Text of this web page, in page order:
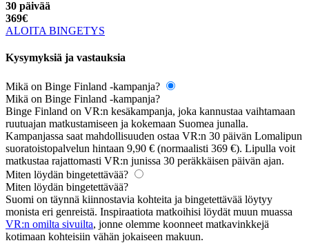
30 päivää
369€
ALOITA BINGETYS
Kysymyksiä ja vastauksia
Mikä on Binge Finland -kampanja?
Mikä on Binge Finland -kampanja?
Binge Finland on VR:n kesäkampanja, joka kannustaa vaihtamaan
ruutuajan matkustamiseen ja kokemaan Suomea junalla.
Kampanjassa saat mahdollisuuden ostaa VR:n 30 päivän Lomalipun
suoratoistopalvelun hintaan 9,90 € (normaalisti 369 €). Lipulla voit
matkustaa rajattomasti VR:n junissa 30 peräkkäisen päivän ajan.
Miten löydän bingetettävää?
Miten löydän bingetettävää?
Suomi on täynnä kiinnostavia kohteita ja bingetettävää löytyy
monista eri genreistä. Inspiraatiota matkoihisi löydät muun muassa
VR:n omilta sivuilta, jonne olemme koonneet matkavinkkejä
kotimaan kohteisiin vähän jokaiseen makuun.